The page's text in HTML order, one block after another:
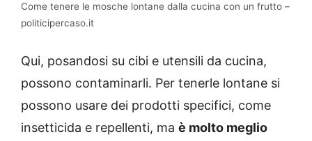
Come tenere le mosche lontane dalla cucina con un frutto –
politicipercaso.it
Qui, posandosi su cibi e utensili da cucina,
possono contaminarli. Per tenerle lontane si
possono usare dei prodotti specifici, come
insetticida e repellenti, ma è molto meglio